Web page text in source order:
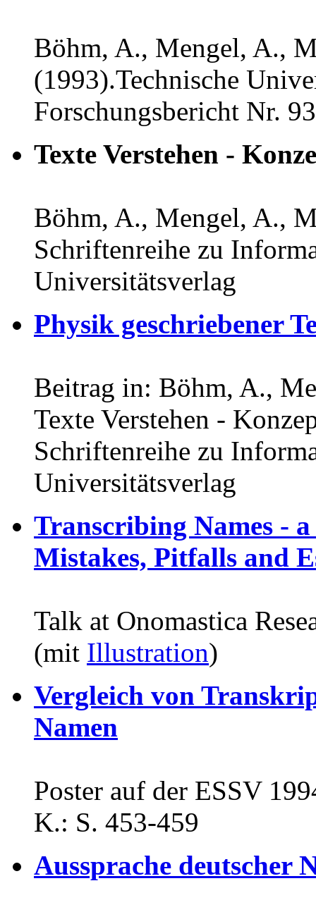
Böhm, A., Mengel, A.,
(1993).Technische
Forschungsbericht Nr.
Texte Verstehen -
Böhm, A., Mengel, A.,
Schriftenreihe zu
Universitätsverlag
Physik geschriebener
Beitrag in: Böhm, A.,
Texte Verstehen -
Schriftenreihe zu
Universitätsverlag
Transcribing Names -
Mistakes, Pitfalls and
Talk at Onomastica
(mit Illustration)
Vergleich von
Namen
Poster auf der ESSV
K.: S. 453-459
Aussprache deutscher